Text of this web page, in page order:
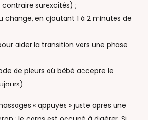
surexcités) ;
change, en ajoutant 1 à 2 minutes de
aider la transition vers une phase
de pleurs où bébé accepte le
« appuyés » juste après une